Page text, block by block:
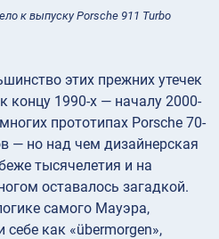
к выпуску Porsche 911 Turbo
этих прежних утечек
концу 1990-х — началу 2000-
прототипах Porsche 70-
— но над чем дизайнерская
тысячелетия и на
оставалось загадкой.
самого Мауэра,
как «übermorgen»,